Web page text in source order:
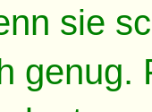
sie
genug.